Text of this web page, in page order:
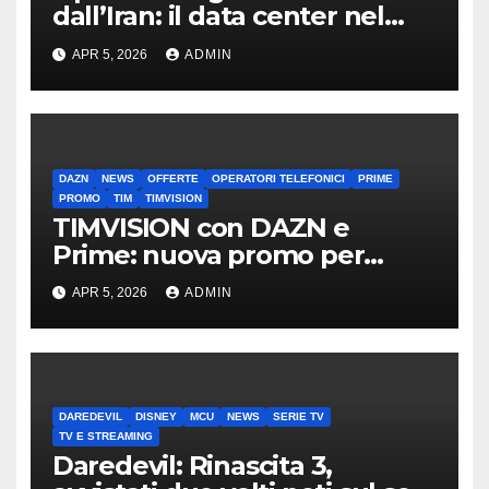
dall’Iran: il data center nel
mirino
APR 5, 2026 ADMIN
DAZN NEWS OFFERTE OPERATORI TELEFONICI
PRIME
PROMO
TIM TIMVISION
TIMVISION con DAZN e
Prime: nuova promo per
clienti TIM
APR 5, 2026 ADMIN
DAREDEVIL DISNEY MCU NEWS
SERIE TV
TV E STREAMING
Daredevil: Rinascita 3,